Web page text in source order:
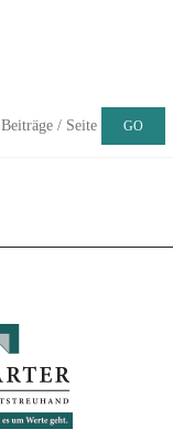
Beiträge / Seite